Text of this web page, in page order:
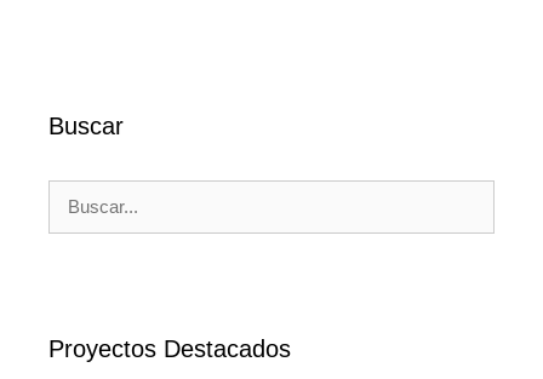
Buscar
Proyectos Destacados